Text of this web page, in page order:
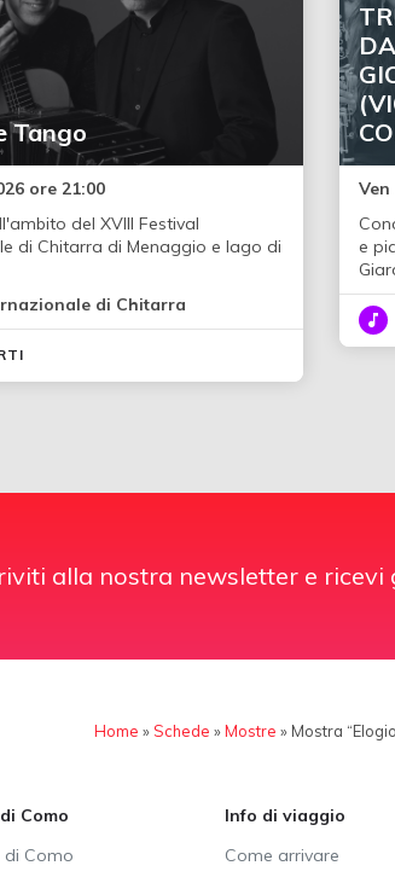
Tango
ore 21:00
del XVIII Festival
di Chitarra di Menaggio e lago di
di Chitarra
Ven
e
alla nostra newsletter e ricevi
Home »Schede »Mostre » Mostra
Como
di Como
Info di viaggio
Come arrivare